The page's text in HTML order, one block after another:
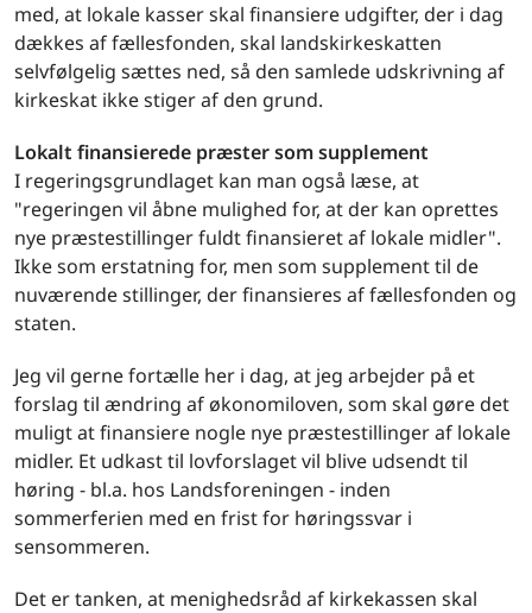
med, at lokale kasser skal finansiere udgifter, der i dag
dækkes af fællesfonden, skal landskirkeskatten
selvfølgelig sættes ned, så den samlede udskrivning af
kirkeskat ikke stiger af den grund.
Lokalt finansierede præster som supplement
I regeringsgrundlaget kan man også læse, at
"regeringen vil åbne mulighed for, at der kan oprettes
nye præstestillinger fuldt finansieret af lokale midler".
Ikke som erstatning for, men som supplement til de
nuværende stillinger, der finansieres af fællesfonden og
staten.
Jeg vil gerne fortælle her i dag, at jeg arbejder på et
forslag til ændring af økonomiloven, som skal gøre det
muligt at finansiere nogle nye præstestillinger af lokale
midler. Et udkast til lovforslaget vil blive udsendt til
høring - bl.a. hos Landsforeningen - inden
sommerferien med en frist for høringssvar i
sensommeren.
Det er tanken, at menighedsråd af kirkekassen skal